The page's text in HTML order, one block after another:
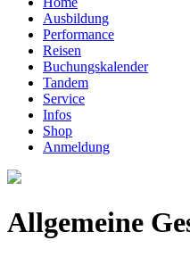
Ausbildung
Performance
Reisen
Buchungskalender
Tandem
Service
Infos
Shop
Anmeldung
Allgemeine